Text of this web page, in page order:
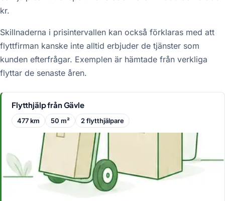
kr.
Skillnaderna i prisintervallen kan också förklaras med att
flyttfirman kanske inte alltid erbjuder de tjänster som
kunden efterfrågar. Exemplen är hämtade från verkliga
flyttar de senaste åren.
Flytthjälp från Gävle
477 km 50 m² 2 flytthjälpare